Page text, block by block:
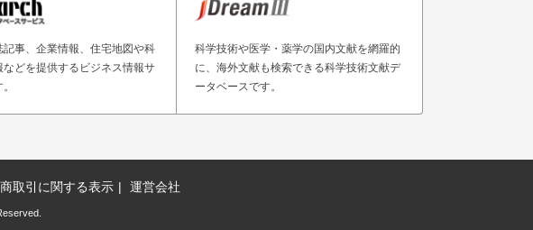
記事、企業情報、住宅地図や科
などを提供するビジネス情報サ
科学技術や医学・薬学の国内文献を網羅的
に、海外文献も検索できる科学技術文献デ
ータベースです。
取引に関する表示 運営会社